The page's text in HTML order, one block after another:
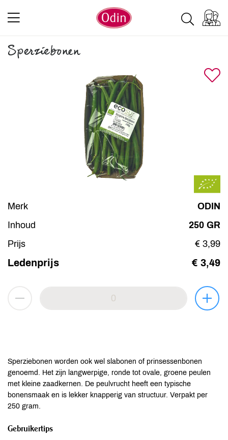
Sperziebonen
Merk
ODIN
Inhoud
250 GR
Prijs
€ 3,99
Ledenprijs € 3,49
Sperziebonen worden ook wel slabonen of prinsessenbonen
genoemd. Het zijn langwerpige, ronde tot ovale, groene peulen
met kleine zaadkernen. De peulvrucht heeft een typische
bonensmaak en is lekker knapperig van structuur. Verpakt per
250 gram.
Gebruikertips